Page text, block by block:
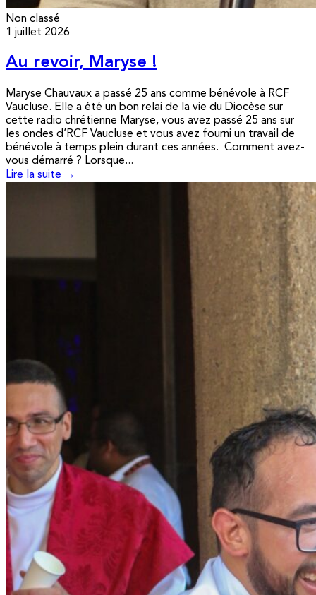
Non classé
1 juillet 2026
Au revoir, Maryse !
Maryse Chauvaux a passé 25 ans comme bénévole à RCF
Vaucluse. Elle a été un bon relai de la vie du Diocèse sur
cette radio chrétienne Maryse, vous avez passé 25 ans sur
les ondes d’RCF Vaucluse et vous avez fourni un travail de
bénévole à temps plein durant ces années. Comment avez-
vous démarré ? Lorsque...
Lire la suite →